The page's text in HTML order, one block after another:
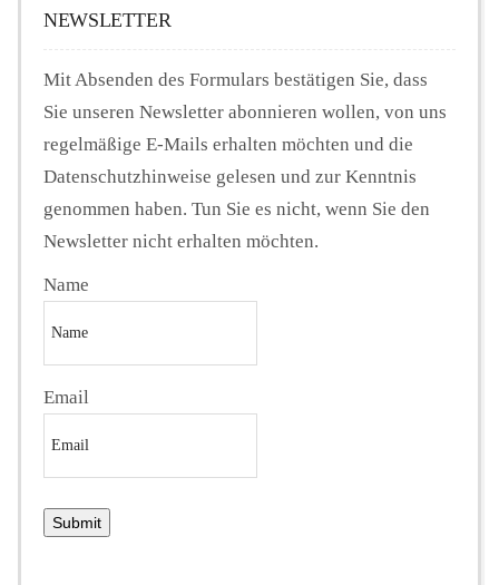
NEWSLETTER
Mit Absenden des Formulars bestätigen Sie, dass
Sie unseren Newsletter abonnieren wollen, von uns
regelmäßige E-Mails erhalten möchten und die
Datenschutzhinweise gelesen und zur Kenntnis
genommen haben. Tun Sie es nicht, wenn Sie den
Newsletter nicht erhalten möchten.
Name
Email